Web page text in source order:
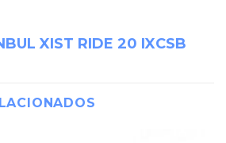
XIST RIDE 20 IXCSB